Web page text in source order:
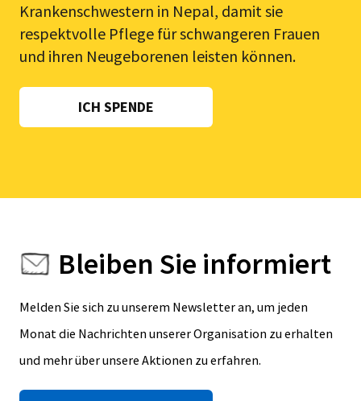
Krankenschwestern in Nepal, damit sie
respektvolle Pflege für schwangeren Frauen
und ihren Neugeborenen leisten können.
ICH SPENDE
Bleiben Sie informiert
Melden Sie sich zu unserem Newsletter an, um jeden
Monat die Nachrichten unserer Organisation zu erhalten
und mehr über unsere Aktionen zu erfahren.